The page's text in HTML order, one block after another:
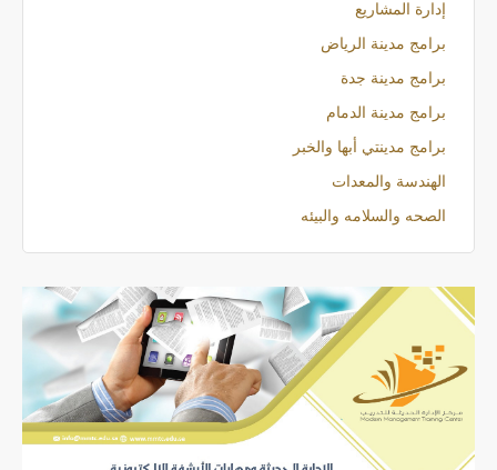
إدارة المشاريع
برامج مدينة الرياض
برامج مدينة جدة
برامج مدينة الدمام
برامج مدينتي أبها والخبر
الهندسة والمعدات
الصحه والسلامه والبيئه